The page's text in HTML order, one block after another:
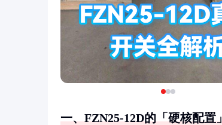
一、FZN25-12D的「硬核配置」